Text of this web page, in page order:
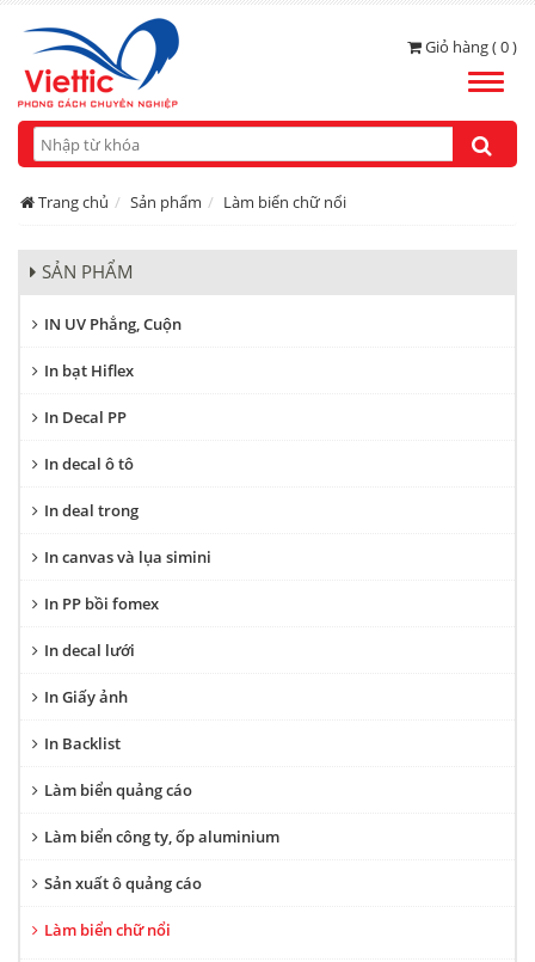
Giỏ hàng ( 0 )
Toggle
Trang chủ Sản phẩm Làm biển chữ nổi
SẢN PHẨM
IN UV Phẳng, Cuộn
In bạt Hiflex
In Decal PP
In decal ô tô
In deal trong
In canvas và lụa simini
In PP bồi fomex
In decal lưới
In Giấy ảnh
In Backlist
Làm biển quảng cáo
Làm biển công ty, ốp aluminium
Sản xuất ô quảng cáo
Làm biển chữ nổi